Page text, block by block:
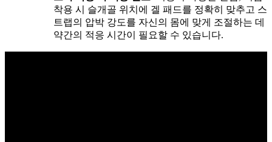
착용 시 슬개골 위치에 겔 패드를 정확히 맞추고 스
트랩의 압박 강도를 자신의 몸에 맞게 조절하는 데
약간의 적응 시간이 필요할 수 있습니다.